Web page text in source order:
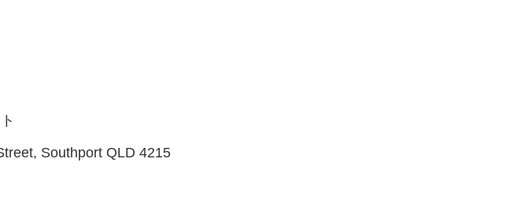
Southport QLD 4215